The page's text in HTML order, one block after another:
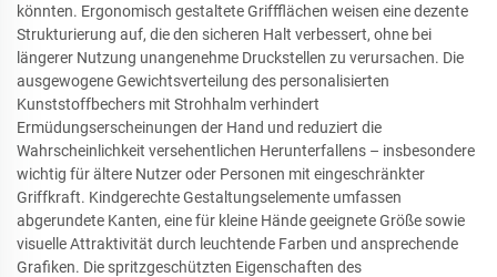
könnten. Ergonomisch gestaltete Griffflächen weisen eine dezente
Strukturierung auf, die den sicheren Halt verbessert, ohne bei
längerer Nutzung unangenehme Druckstellen zu verursachen. Die
ausgewogene Gewichtsverteilung des personalisierten
Kunststoffbechers mit Strohhalm verhindert
Ermüdungserscheinungen der Hand und reduziert die
Wahrscheinlichkeit versehentlichen Herunterfallens – insbesondere
wichtig für ältere Nutzer oder Personen mit eingeschränkter
Griffkraft. Kindgerechte Gestaltungselemente umfassen
abgerundete Kanten, eine für kleine Hände geeignete Größe sowie
visuelle Attraktivität durch leuchtende Farben und ansprechende
Grafiken. Die spritzgeschützten Eigenschaften des